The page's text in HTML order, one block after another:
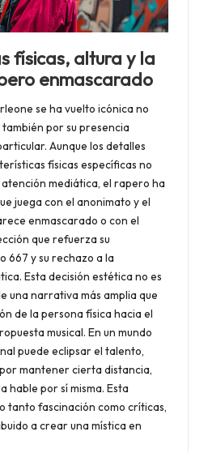
físicas, altura y la
enmascarado
se ha vuelto icónica no
también por su presencia
Aunque los detalles
físicas específicas no
mediática, el rapero ha
juega con el anonimato y el
enmascarado o con el
que refuerza su
667 y su rechazo a la
Esta decisión estética no es
una narrativa más amplia que
de la persona física hacia el
musical. En un mundo
puede eclipsar el talento,
mantener cierta distancia,
hable por sí misma. Esta
tanto fascinación como críticas,
a crear una mística en